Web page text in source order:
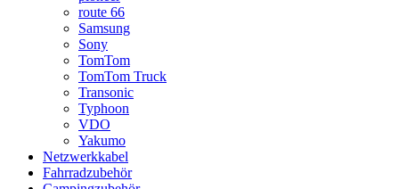
route 66
Samsung
Sony
TomTom
TomTom Truck
Transonic
Typhoon
VDO
Yakumo
Netzwerkkabel
Fahrradzubehör